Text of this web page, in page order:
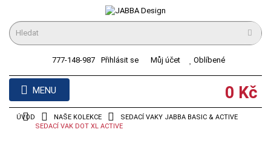
777-148-987 Přihlásit se Můj účet Oblíbené
MENU 0 Kč
ÚVOD NAŠE KOLEKCE
SEDACÍ VAKY JABBA BASIC & ACTIVE
SEDACÍ VAK DOT XL ACTIVE